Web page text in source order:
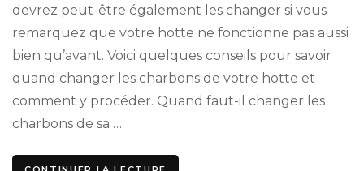
devrez peut-être également les changer si vous
remarquez que votre hotte ne fonctionne pas aussi
bien qu’avant. Voici quelques conseils pour savoir
quand changer les charbons de votre hotte et
comment y procéder. Quand faut-il changer les
charbons de sa …